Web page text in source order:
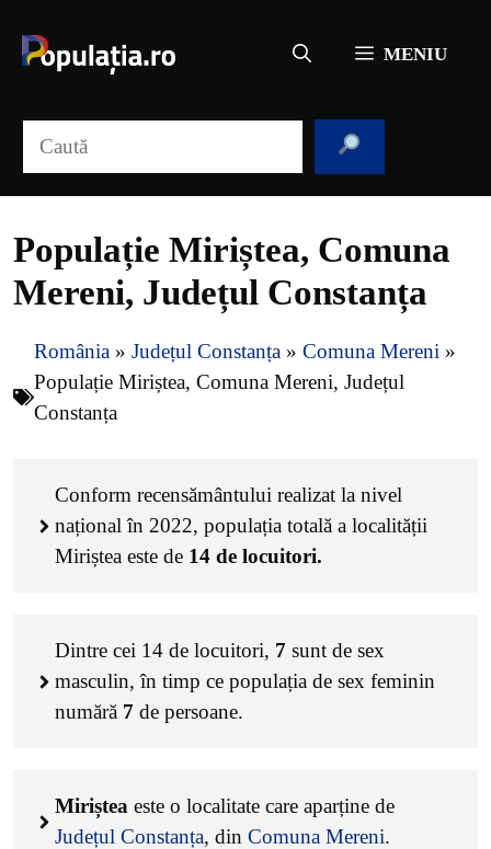
conținut
MENIU
Populație Miriștea, Comuna
Mereni, Județul Constanța
România » Județul Constanța » Comuna Mereni »
Populație Miriștea, Comuna Mereni, Județul
Constanța
Conform recensământului realizat la nivel
național în 2022, populația totală a localității
Miriștea este de 14 de locuitori.
Dintre cei 14 de locuitori, 7 sunt de sex
masculin, în timp ce populația de sex feminin
numără 7 de persoane.
Miriștea este o localitate care aparține de
Județul Constanța, din Comuna Mereni.